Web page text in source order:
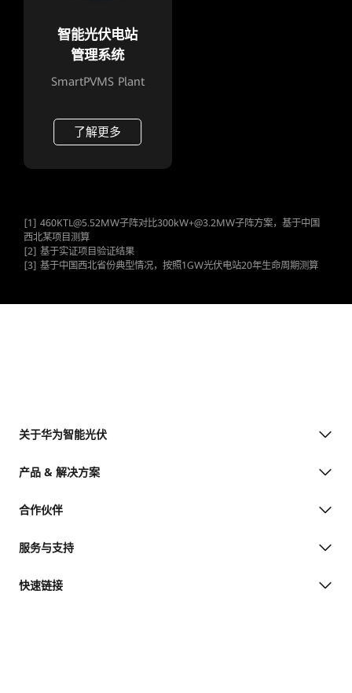
智能光伏电站
管理系统
SmartPVMS Plant
了解更多
[1] 460KTL@5.52MW子阵对比300kW+@3.2MW子阵方案，基于中国
西北某项目测算
[2] 基于实证项目验证结果
[3] 基于中国西北省份典型情况，按照1GW光伏电站20年生命周期测算
关于华为智能光伏
产品 & 解决方案
合作伙伴
服务与支持
快速链接